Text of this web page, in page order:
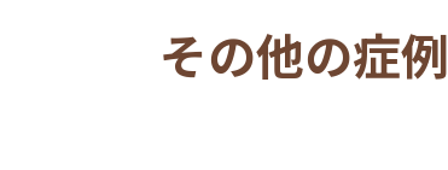
その他の症例